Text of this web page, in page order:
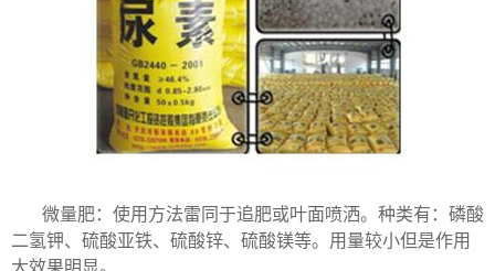
微量肥：使用方法雷同于追肥或叶面喷洒。种类有：磷酸
二氢钾、硫酸亚铁、硫酸锌、硫酸镁等。用量较小但是作用
大效果明显。